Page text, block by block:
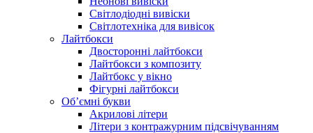
Світлодіодні вивіски
Світлотехніка для вивісок
Лайтбокси
Двосторонні лайтбокси
Лайтбокси з композиту
Лайтбокс у вікно
Фігурні лайтбокси
Об’ємні букви
Акрилові літери
Літери з контражурним підсвічуванням